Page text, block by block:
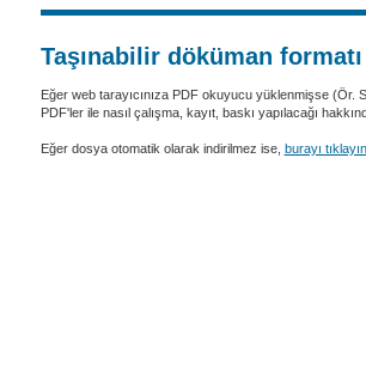
Taşınabilir döküman formatı
Eğer web tarayıcınıza PDF okuyucu yüklenmişse
PDF'ler ile nasıl çalışma, kayıt, baskı yapılacağı
Eğer dosya otomatik olarak indirilmez ise, burayı tıklayın